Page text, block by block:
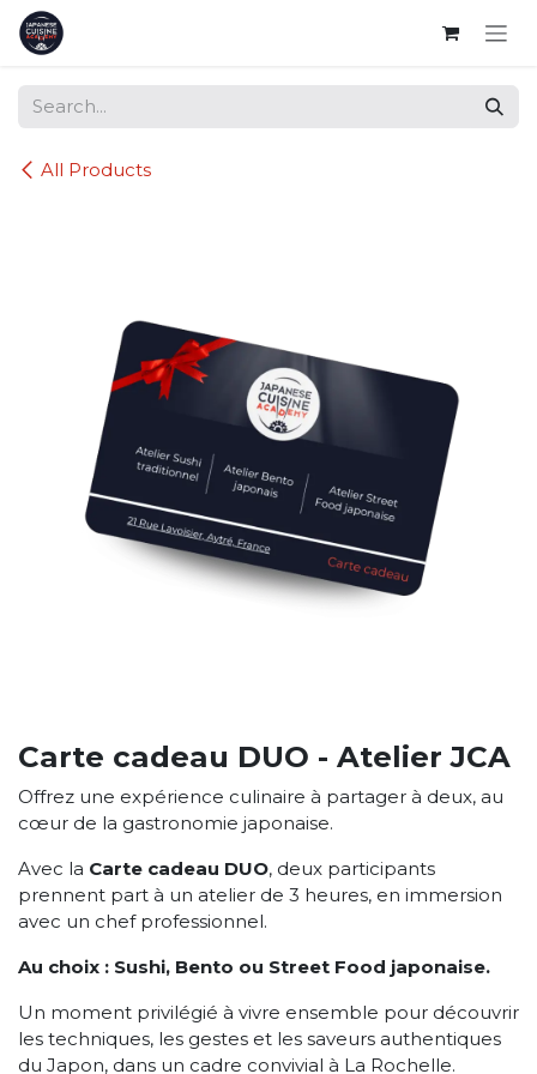
Skip to Content
All Products
Carte cadeau DUO - Atelier JCA
Offrez une expérience culinaire à partager à deux, au
cœur de la gastronomie japonaise.
Avec la Carte cadeau DUO, deux participants
prennent part à un atelier de 3 heures, en immersion
avec un chef professionnel.
Au choix : Sushi, Bento ou Street Food japonaise.
Un moment privilégié à vivre ensemble pour découvrir
les techniques, les gestes et les saveurs authentiques
du Japon, dans un cadre convivial à La Rochelle.